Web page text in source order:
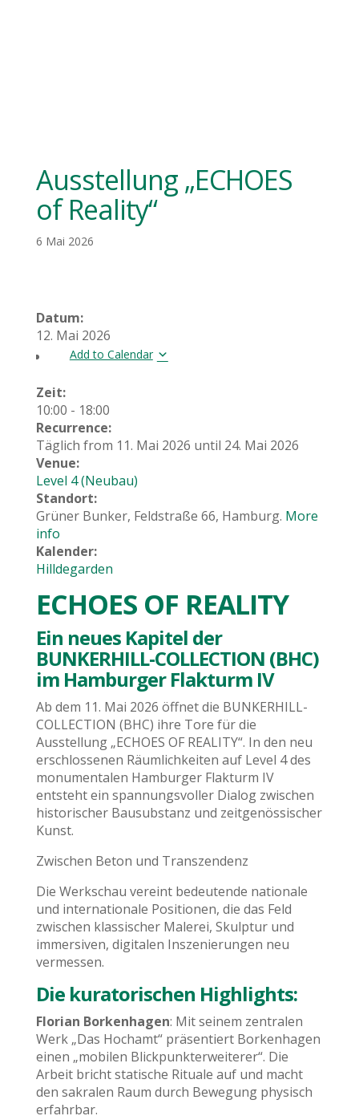
Ausstellung „ECHOES
of Reality“
6 Mai 2026
Datum:
12. Mai 2026
Add to Calendar
Zeit:
10:00 - 18:00
Recurrence:
Täglich from 11. Mai 2026 until 24. Mai 2026
Venue:
Level 4 (Neubau)
Standort:
Grüner Bunker, Feldstraße 66, Hamburg. More
info
Kalender:
Hilldegarden
ECHOES OF REALITY
Ein neues Kapitel der
BUNKERHILL-COLLECTION (BHC)
im Hamburger Flakturm IV
Ab dem 11. Mai 2026 öffnet die BUNKERHILL-
COLLECTION (BHC) ihre Tore für die
Ausstellung „ECHOES OF REALITY“. In den neu
erschlossenen Räumlichkeiten auf Level 4 des
monumentalen Hamburger Flakturm IV
entsteht ein spannungsvoller Dialog zwischen
historischer Bausubstanz und zeitgenössischer
Kunst.
Zwischen Beton und Transzendenz
Die Werkschau vereint bedeutende nationale
und internationale Positionen, die das Feld
zwischen klassischer Malerei, Skulptur und
immersiven, digitalen Inszenierungen neu
vermessen.
Die kuratorischen Highlights:
Florian Borkenhagen: Mit seinem zentralen
Werk „Das Hochamt“ präsentiert Borkenhagen
einen „mobilen Blickpunkterweiterer“. Die
Arbeit bricht statische Rituale auf und macht
den sakralen Raum durch Bewegung physisch
erfahrbar.